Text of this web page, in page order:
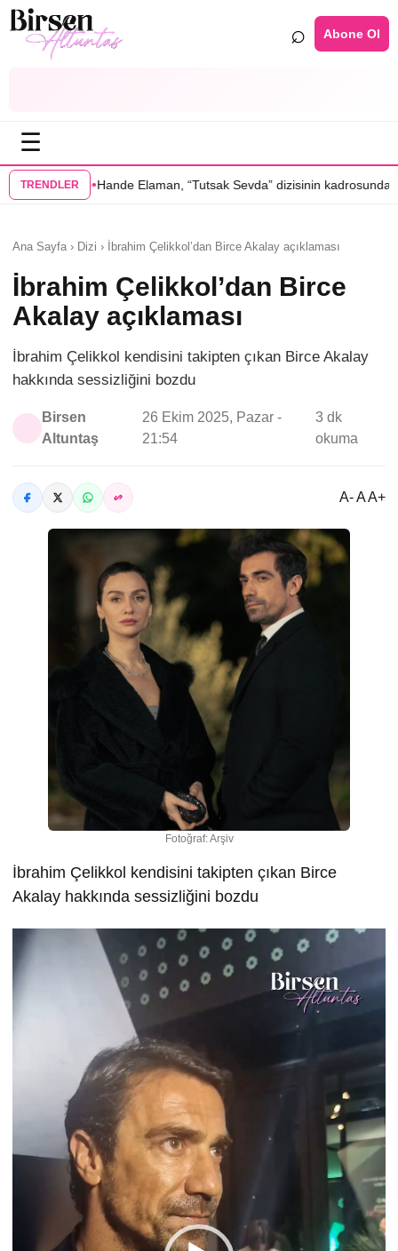
⌕ Abone Ol
☰
TRENDLER
Elaman, “Tutsak Sevda” dizisinin kadrosunda•Serenay Sarıkaya’lı
Ana Sayfa › Dizi › İbrahim Çelikkol’dan Birce Akalay açıklaması
İbrahim Çelikkol’dan Birce
Akalay açıklaması
İbrahim Çelikkol kendisini takipten çıkan Birce Akalay
hakkında sessizliğini bozdu
Birsen
Altuntaş
26 Ekim 2025, Pazar -
21:54
3 dk
okuma
A- A A+
Fotoğraf: Arşiv
İbrahim Çelikkol kendisini takipten çıkan Birce
Akalay hakkında sessizliğini bozdu
Video
oynatıcı